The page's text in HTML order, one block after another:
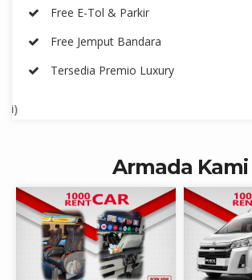
Free E-Tol & Parkir
Free Jemput Bandara
Tersedia Premio Luxury
Armada Kami